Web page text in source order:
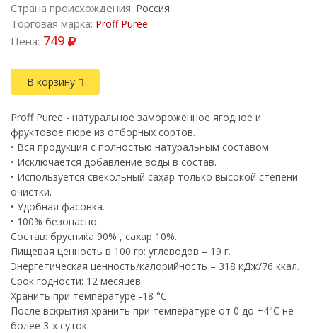
Страна происхождения: Россия
Торговая марка: Proff Puree
Цена: 749
В корзину
Proff Puree - натуральное замороженное ягодное и
фруктовое пюре из отборных сортов.
• Вся продукция с полностью натуральным составом.
• Исключается добавление воды в состав.
• Используется свекольный сахар только высокой степени
очистки.
• Удобная фасовка.
• 100% безопасно.
Состав: брусника 90% , сахар 10%.
Пищевая ценность в 100 гр: углеводов – 19 г.
Энергетическая ценность/калорийность – 318 кДж/76 ккал.
Срок годности: 12 месяцев.
Хранить при температуре -18 °C
После вскрытия хранить при температуре от 0 до +4°С не
более 3-х суток.